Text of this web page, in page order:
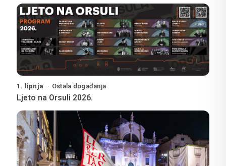
1. lipnja Ostala događanja
Ljeto na Orsuli 2026.